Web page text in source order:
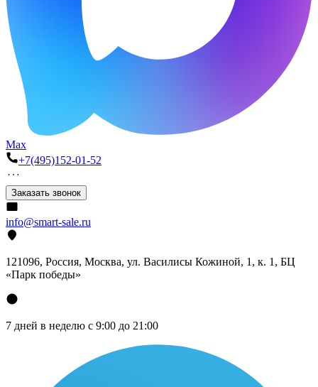
Max
+7(495)152-01-52
Заказать звонок
info@smart-sale.ru
121096, Россия, Москва, ул. Василисы Кожиной, 1, к. 1, БЦ
«Парк победы»
7 дней в неделю с 9:00 до 21:00